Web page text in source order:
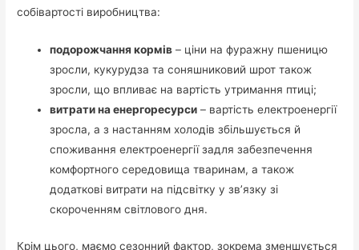
собівартості виробництва:
подорожчання кормів – ціни на фуражну пшеницю
зросли, кукурудза та соняшниковий шрот також
зросли, що впливає на вартість утримання птиці;
витрати на енергоресурси – вартість електроенергії
зросла, а з настанням холодів збільшується й
споживання електроенергії задля забезпечення
комфортного середовища тваринам, а також
додаткові витрати на підсвітку у зв’язку зі
скороченням світлового дня.
Крім цього, маємо сезонний фактор, зокрема зменшується